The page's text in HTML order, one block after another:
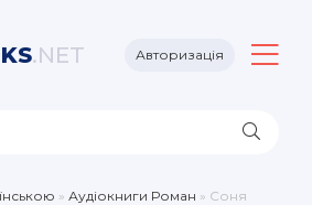
.NET Авторизація
» Аудіокниги Роман » Соня